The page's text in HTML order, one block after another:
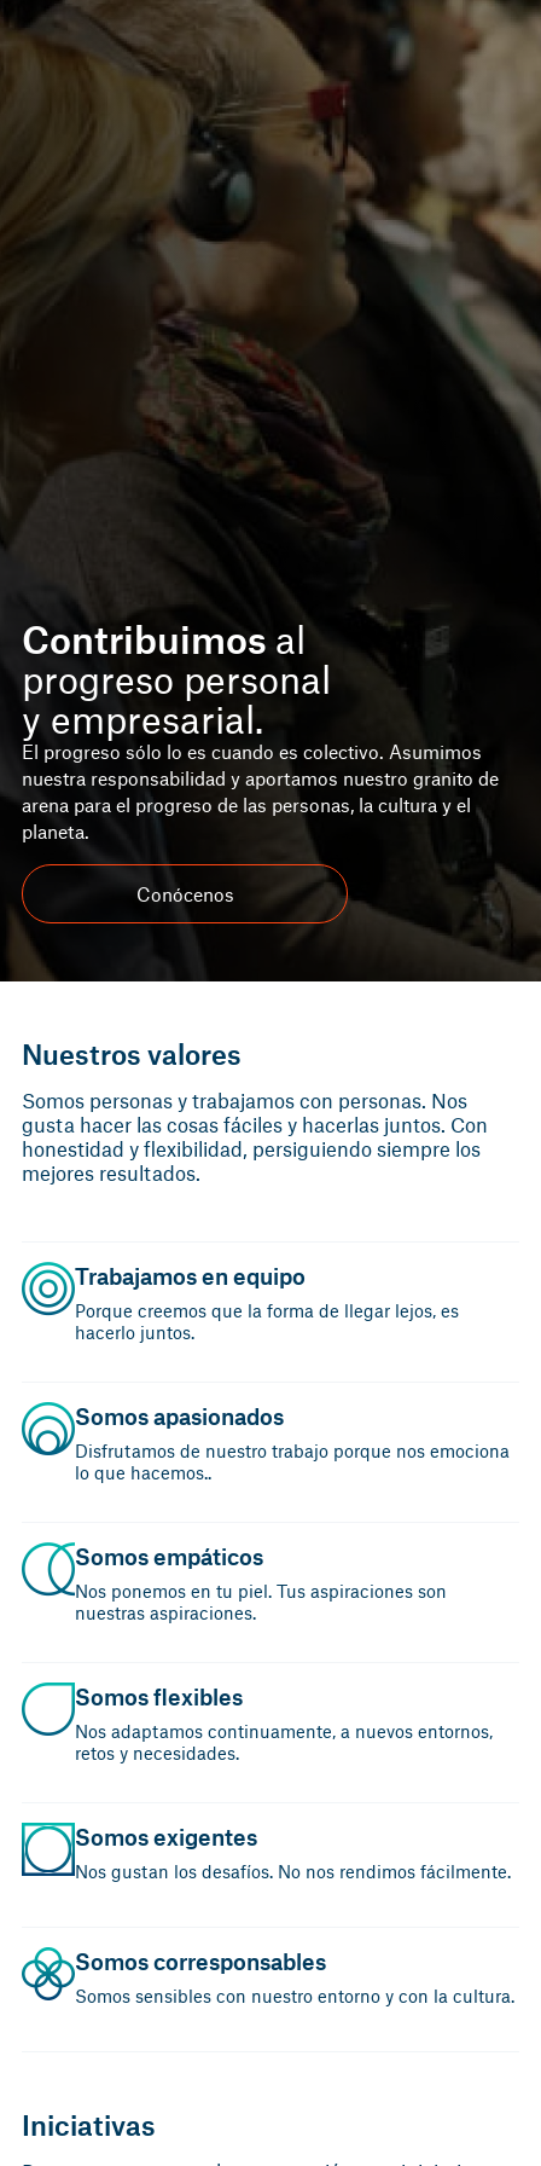
Contribuimos al
progreso personal
y empresarial.
El progreso sólo lo es cuando es colectivo. Asumimos
nuestra responsabilidad y aportamos nuestro granito de
arena para el progreso de las personas, la cultura y el
planeta.
Conócenos
Nuestros valores
Somos personas y trabajamos con personas. Nos
gusta hacer las cosas fáciles y hacerlas juntos. Con
honestidad y flexibilidad, persiguiendo siempre los
mejores resultados.
Trabajamos en equipo
Porque creemos que la forma de llegar lejos, es
hacerlo juntos.
Somos apasionados
Disfrutamos de nuestro trabajo porque nos emociona
lo que hacemos..
Somos empáticos
Nos ponemos en tu piel. Tus aspiraciones son
nuestras aspiraciones.
Somos flexibles
Nos adaptamos continuamente, a nuevos entornos,
retos y necesidades.
Somos exigentes
Nos gustan los desafíos. No nos rendimos fácilmente.
Somos corresponsables
Somos sensibles con nuestro entorno y con la cultura.
Iniciativas